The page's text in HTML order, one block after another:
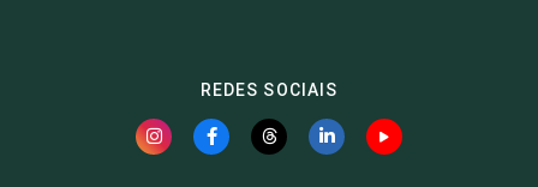
REDES SOCIAIS